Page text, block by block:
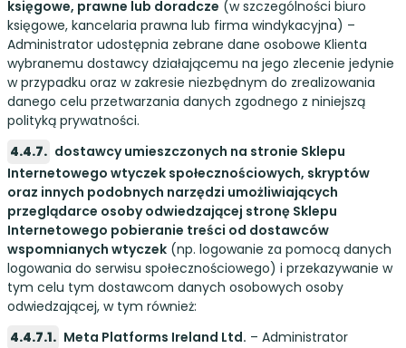
księgowe, prawne lub doradcze (w szczególności biuro
księgowe, kancelaria prawna lub firma windykacyjna) –
Administrator udostępnia zebrane dane osobowe Klienta
wybranemu dostawcy działającemu na jego zlecenie jedynie
w przypadku oraz w zakresie niezbędnym do zrealizowania
danego celu przetwarzania danych zgodnego z niniejszą
polityką prywatności.
dostawcy umieszczonych na stronie Sklepu
Internetowego wtyczek społecznościowych, skryptów
oraz innych podobnych narzędzi umożliwiających
przeglądarce osoby odwiedzającej stronę Sklepu
Internetowego pobieranie treści od dostawców
wspomnianych wtyczek (np. logowanie za pomocą danych
logowania do serwisu społecznościowego) i przekazywanie w
tym celu tym dostawcom danych osobowych osoby
odwiedzającej, w tym również:
Meta Platforms Ireland Ltd. – Administrator